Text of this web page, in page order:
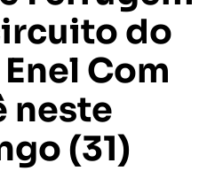
do
Com
neste
(31)